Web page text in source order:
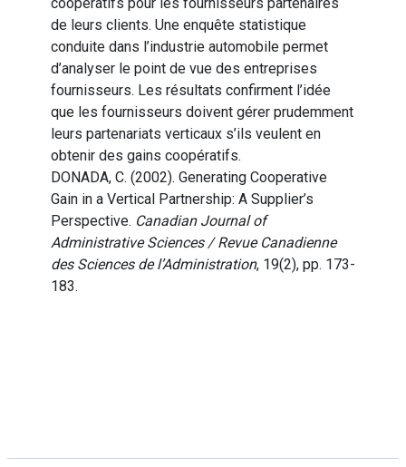
de leurs clients. Une enquête statistique
conduite dans l’industrie automobile permet
d’analyser le point de vue des entreprises
fournisseurs. Les résultats confirment l’idée
que les fournisseurs doivent gérer prudemment
leurs partenariats verticaux s’ils veulent en
obtenir des gains coopératifs.
DONADA, C. (2002). Generating Cooperative
Gain in a Vertical Partnership: A Supplier’s
Perspective. Canadian Journal of
Administrative Sciences / Revue Canadienne
des Sciences de l’Administration, 19(2), pp. 173-
183.